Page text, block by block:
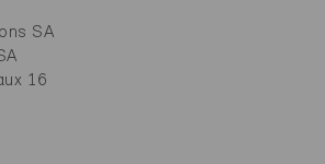
SA
16